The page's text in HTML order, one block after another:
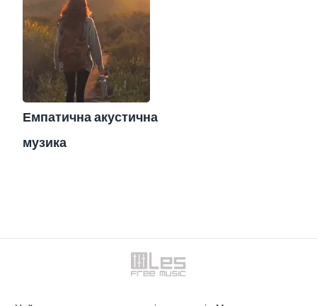
Емпатична акустична
музика